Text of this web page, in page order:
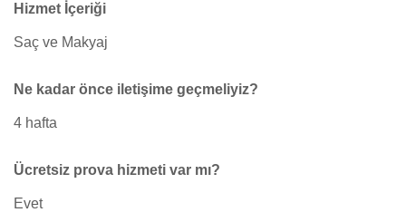
Hizmet İçeriği
Saç ve Makyaj
Ne kadar önce iletişime geçmeliyiz?
4 hafta
Ücretsiz prova hizmeti var mı?
Evet